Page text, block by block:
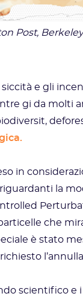
Post,
e gli
gi da molti
in
la
che
è stato
scientifico